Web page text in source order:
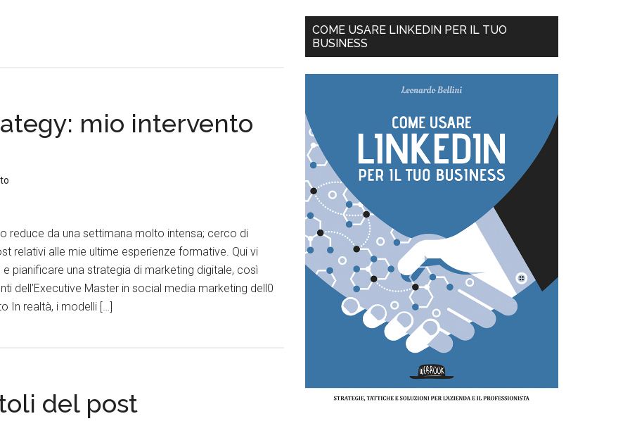
mio intervento
reduce da una settimana molto intensa; cerco di
relativi alle mie ultime esperienze formative. Qui vi
pianificare una strategia di marketing digitale, così
dell’Executive Master in social media marketing dell0
In realtà, i modelli […]
del post
COME USARE LINKEDIN PER IL TUO
BUSINESS